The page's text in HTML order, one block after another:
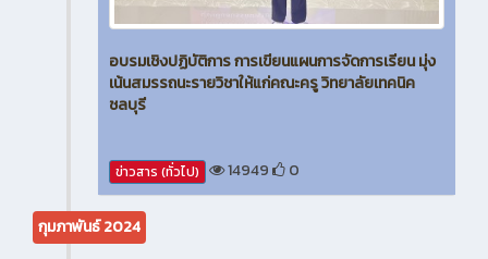
อบรมเชิงปฏิบัติการ การเขียนแผนการจัดการเรียน มุ่ง
เน้นสมรรถนะรายวิชาให้แก่คณะครู วิทยาลัยเทคนิค
ชลบุรี
ข่าวสาร (ทั่วไป) 14949 0
กุมภาพันธ์ 2024